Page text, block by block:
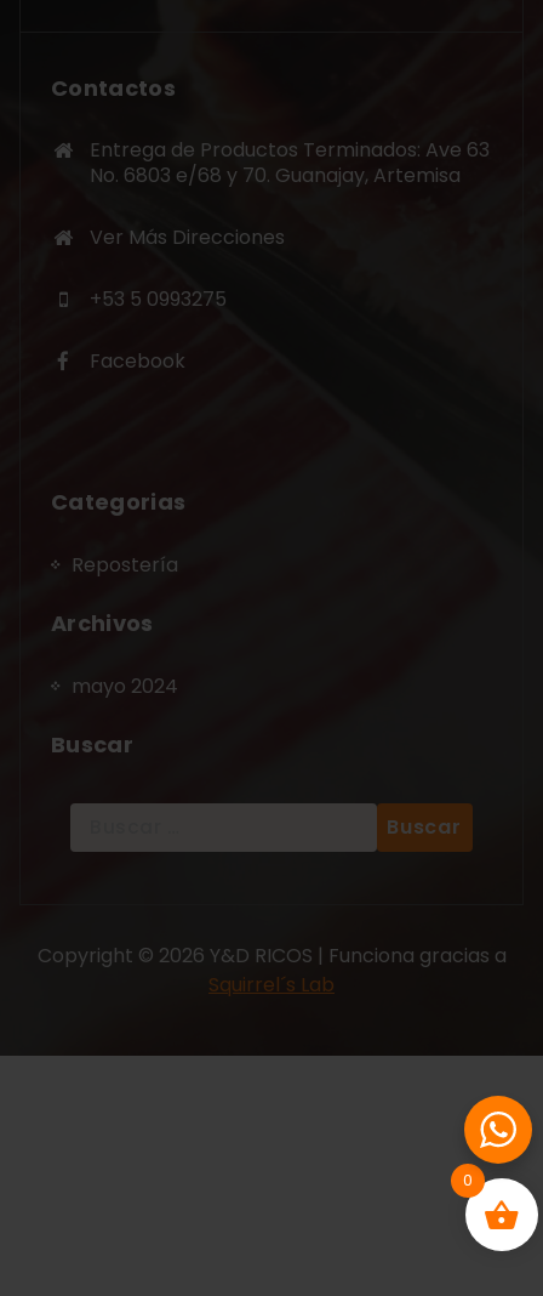
Contactos
Entrega de Productos Terminados: Ave 63
No. 6803 e/68 y 70. Guanajay, Artemisa
Ver Más Direcciones
+53 5 0993275
Facebook
Categorias
Repostería
Archivos
mayo 2024
Buscar
Copyright © 2026 Y&D RICOS | Funciona gracias a
Squirrel´s Lab
0